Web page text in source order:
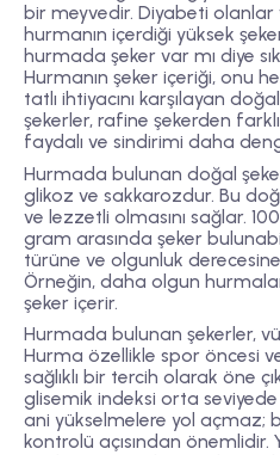
bir meyvedir. Diyabeti
hurmanın içerdiği yüksek
hurmada şeker var mı diye
Hurmanın şeker içeriği, onu
tatlı ihtiyacını karşılayan
şekerler, rafine şekerden
faydalı ve sindirimi daha
Hurmada bulunan doğal
glikoz ve sakkarozdur. Bu
ve lezzetli olmasını sağlar.
gram arasında şeker
türüne ve olgunluk
Örneğin, daha olgun
şeker içerir.
Hurmada bulunan şekerler,
Hurma özellikle spor öncesi
sağlıklı bir tercih olarak öne
glisemik indeksi orta
ani yükselmelere yol açmaz;
kontrolü açısından önemlidir.